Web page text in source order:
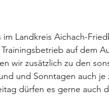
Landkreis Aichach-
auf dem
wir zusätzlich zu den
und Sonntagen auch je
dürfen es gerne auch